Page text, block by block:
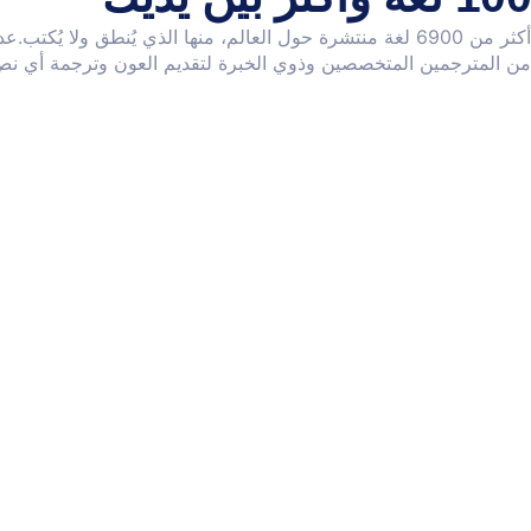
أكثر من 6900 لغة منتشرة حول العالم، منها الذي يُنطق
من المترجمين المتخصصين وذوي الخبرة لتقديم العون وترجمة أي